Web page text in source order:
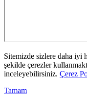
Sitemizde sizlere daha
şekilde çerezler
inceleyebilirsiniz. Çerez
Tamam